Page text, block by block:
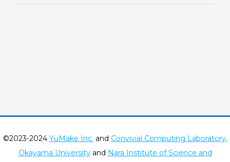
©2023-2024 YuMake Inc. and Convivial Computing Laboratory,
Okayama Universityand Nara Institute of Science and